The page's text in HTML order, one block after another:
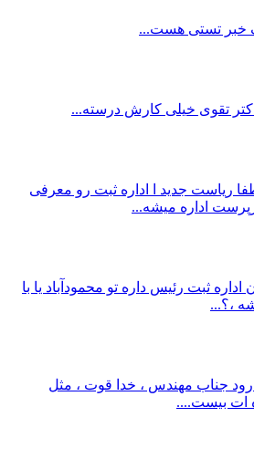
خبر تستی هست...
تقوی خیلی کارش درسته...
ریاست جدید ا اداره ثبت‌ رو معرفی
اداره‌ میشه...
اداره ثبت رئیس داره تو محمودآباد یا با
،؟...
جناب مهندس ، خدا قوت ، مثل
ات بیست....